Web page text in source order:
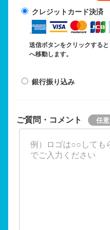
クレジットカード決済
送信ボタンをクリックする
へ移動します。
銀行振り込み
ご質問・コメント